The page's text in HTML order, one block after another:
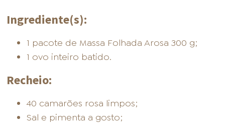
Ingrediente(s):
1 pacote de Massa Folhada Arosa 300 g;
1 ovo inteiro batido.
Recheio:
40 camarões rosa limpos;
Sal e pimenta a gosto;